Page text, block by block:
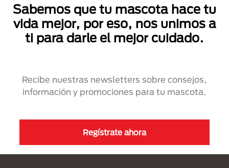
Sabemos que tu mascota hace tu
vida mejor, por eso, nos unimos a
ti para darle el mejor cuidado.
Recibe nuestras newsletters sobre consejos,
información y promociones para tu mascota.
Regístrate ahora